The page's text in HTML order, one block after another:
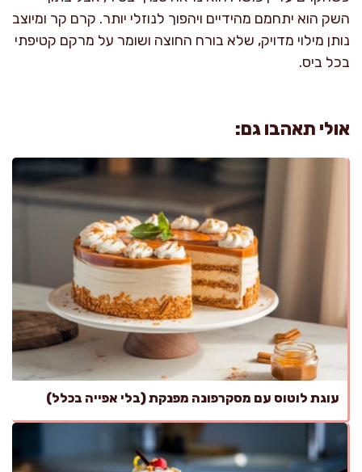
השק הוא יתחמם מהידיים ויהפוך לנוזלי יותר. קרם קר ומיוצב
נותן מילוי מדויק, שלא בורח החוצה ושומר על מרקם קטיפתי
בכל ביס.
אולי תאהבו גם:
עוגת לוטוס עם מסקרפונה מפנקת (בלי אפייה בכלל)